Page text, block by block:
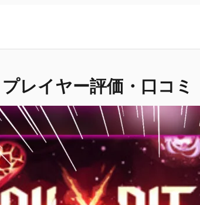
プレイヤー評価・口コミ